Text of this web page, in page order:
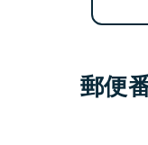
郵便